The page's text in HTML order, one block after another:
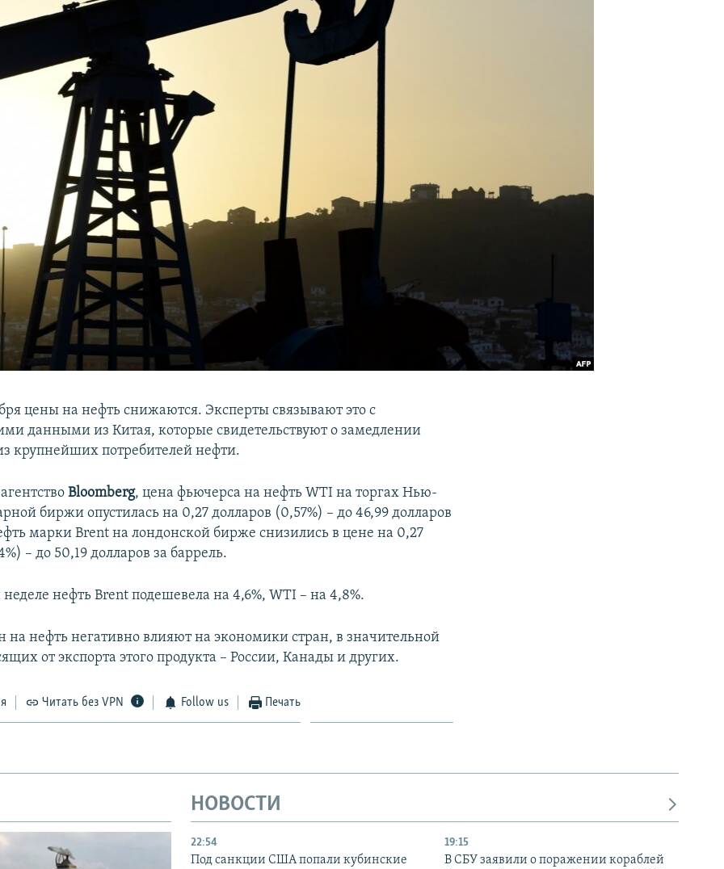
цены на нефть снижаются. Эксперты связывают это с
данными из Китая, которые свидетельствуют о замедлении
крупнейших потребителей нефти.
Bloomberg, цена фьючерса на нефть WTI на торгах Нью-
биржи опустилась на 0,27 долларов (0,57%) – до 46,99 долларов
марки Brent на лондонской бирже снизились в цене на 0,27
– до 50,19 долларов за баррель.
нефть Brent подешевела на 4,6%, WTI – на 4,8%.
нефть негативно влияют на экономики стран, в значительной
от экспорта этого продукта – России, Канады и других.
Читать без VPN Follow us Печать
НОВОСТИ
22:54
Под санкции США попали кубинские
19:15
В СБУ заявили о поражении кораблей